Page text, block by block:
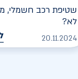
שטיפת רכב חשמלי,
לא?
20.11.2024